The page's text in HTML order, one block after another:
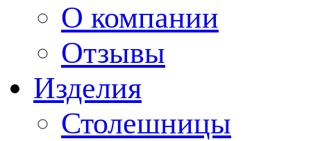
О компании
Отзывы
Изделия
Столешницы